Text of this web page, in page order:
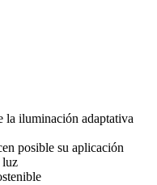
la iluminación adaptativa
posible su aplicación
luz